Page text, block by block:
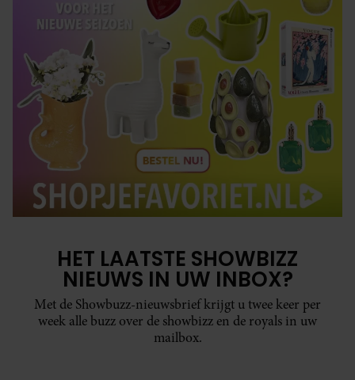
HET LAATSTE SHOWBIZZ
NIEUWS IN UW INBOX?
Met de Showbuzz-nieuwsbrief krijgt u twee keer per
week alle buzz over de showbizz en de royals in uw
mailbox.